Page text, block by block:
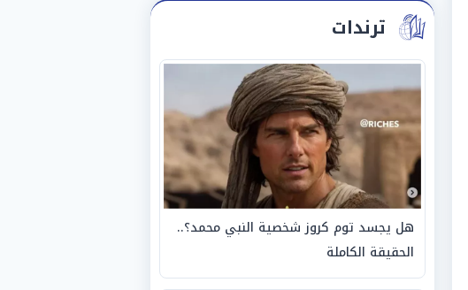
ترندات
هل يجسد توم كروز شخصية النبي محمد؟..
الحقيقة الكاملة